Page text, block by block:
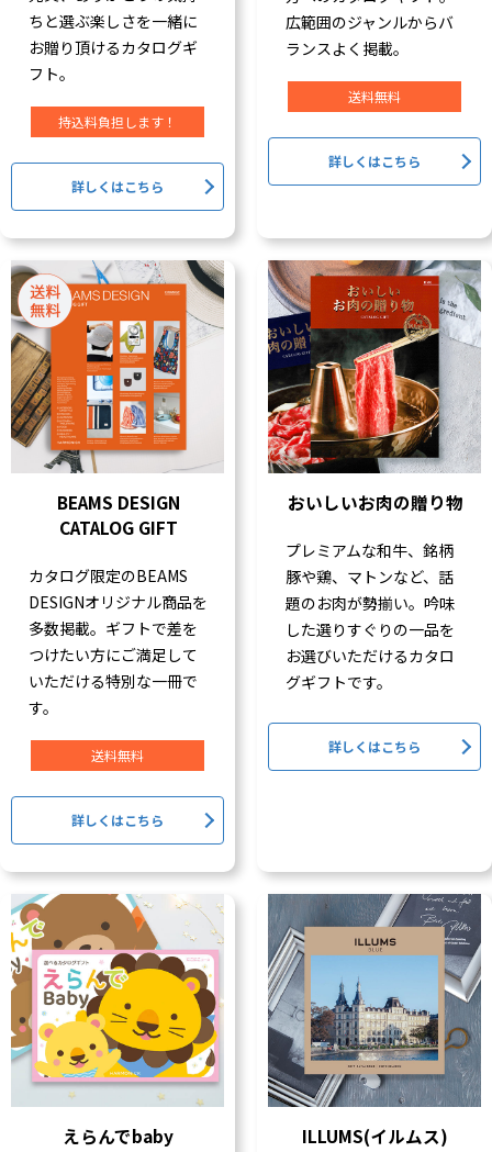
ちと選ぶ楽しさを一緒に
お贈り頂けるカタログギ
フト。
持込料負担します！
詳しくはこちら
広範囲のジャンルからバ
ランスよく掲載。
送料無料
詳しくはこちら
BEAMS DESIGN
CATALOG GIFT
カタログ限定のBEAMS
DESIGNオリジナル商品を
多数掲載。ギフトで差を
つけたい方にご満足して
いただける特別な一冊で
す。
送料無料
詳しくはこちら
おいしいお肉の贈り物
プレミアムな和牛、銘柄
豚や鶏、マトンなど、話
題のお肉が勢揃い。吟味
した選りすぐりの一品を
お選びいただけるカタロ
グギフトです。
詳しくはこちら
えらんでbaby ILLUMS(イルムス)